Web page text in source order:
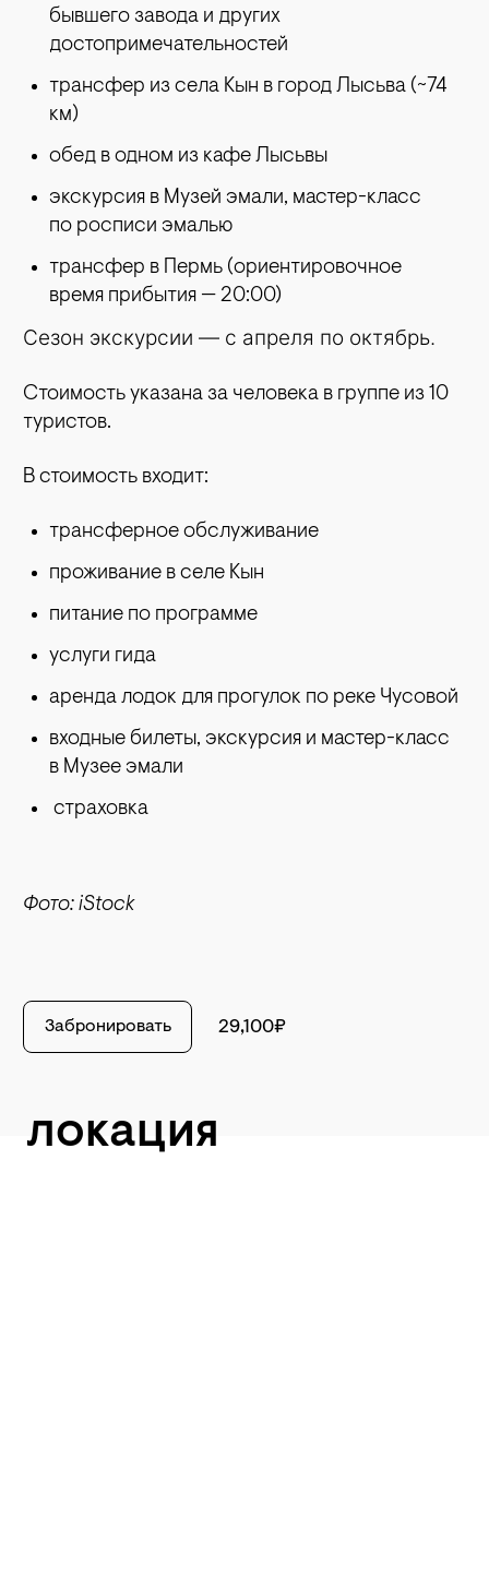
бывшего завода и других
достопримечательностей
трансфер из села Кын в город Лысьва (~74
км)
обед в одном из кафе Лысьвы
экскурсия в Музей эмали, мастер-класс
по росписи эмалью
трансфер в Пермь (ориентировочное
время прибытия — 20:00)
Сезон экскурсии — с апреля по октябрь.
Стоимость указана за человека в группе из 10
туристов.
В стоимость входит:
трансферное обслуживание
проживание в селе Кын
питание по программе
услуги гида
аренда лодок для прогулок по реке Чусовой
входные билеты, экскурсия и мастер-класс
в Музее эмали
страховка
Фото: iStock
Забронировать 29,100₽
локация